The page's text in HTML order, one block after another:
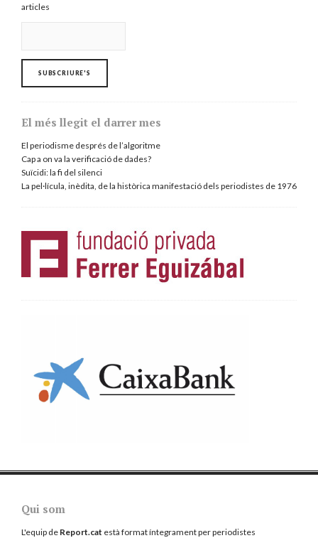
articles
El més llegit el darrer mes
El periodisme després de l’algoritme
Cap a on va la verificació de dades?
Suïcidi: la fi del silenci
La pel·lícula, inèdita, de la històrica manifestació dels periodistes de 1976
Qui som
L'equip de Report.cat està format íntegrament per periodistes